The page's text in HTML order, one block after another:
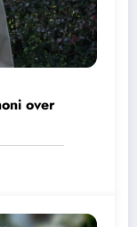
over